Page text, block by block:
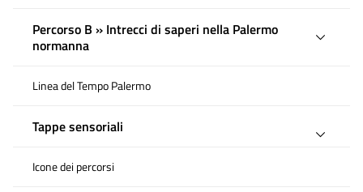
Percorso B » Intrecci di saperi nella Palermo
normanna
Linea del Tempo Palermo
Tappe sensoriali
Icone dei percorsi